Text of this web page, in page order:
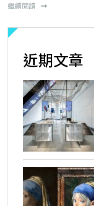
繼續閱讀
近期文章